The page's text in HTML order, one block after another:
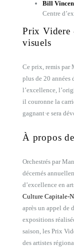
Bill
Centre
Prix Videre
visuels
Ce prix, remis par
plus de 20 années
l’excellence,
il couronne la
gagnant·e sera
À propos
Orchestrés par
décernés
d’excellence en
Culture Capitale-
après un appel de
expositions
saison, les Prix
des artistes